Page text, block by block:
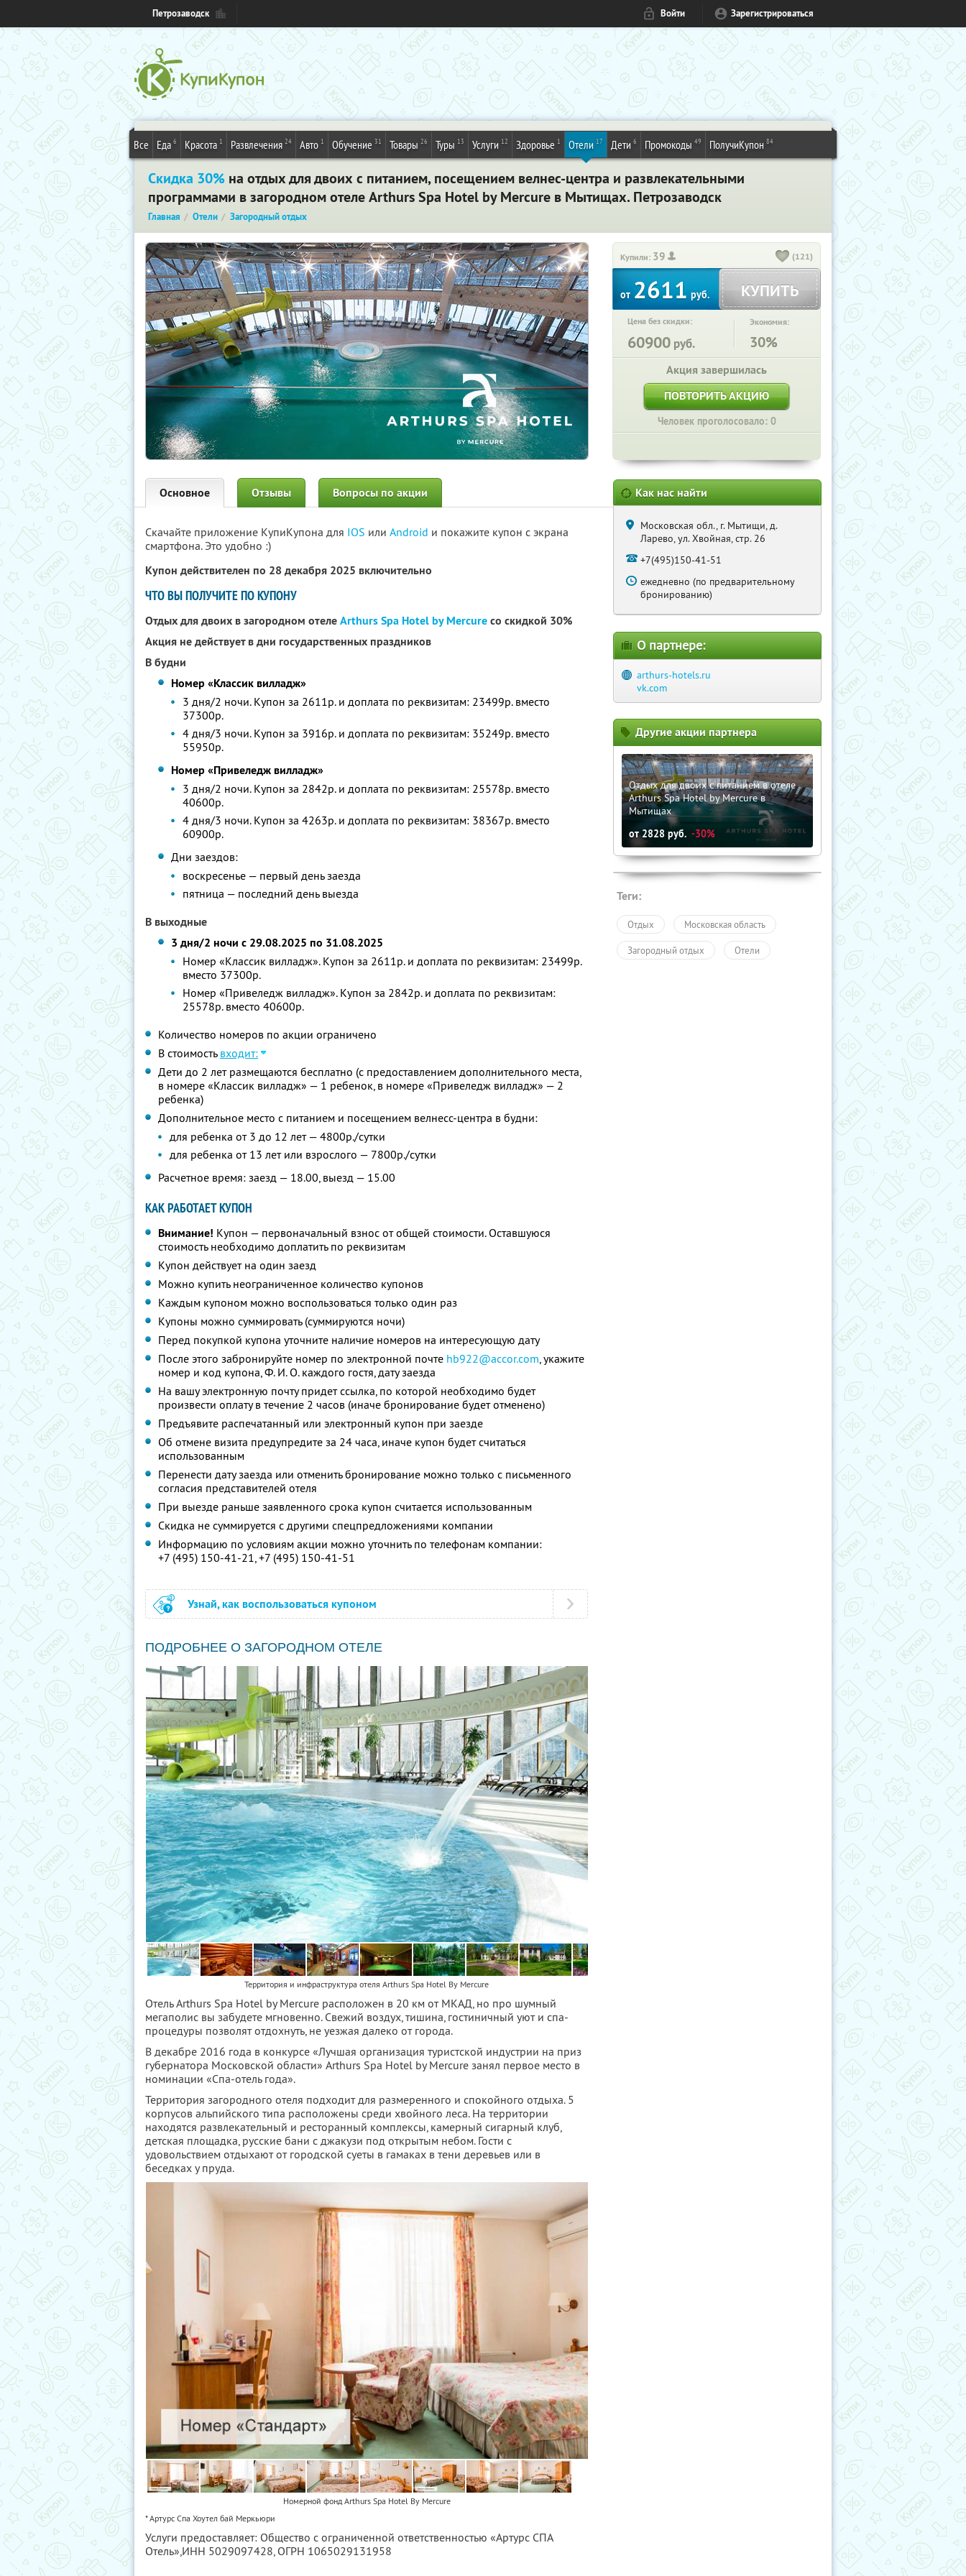
Петрозаводск Войти Зарегистрироваться
Все Еда 6 Красота 1 Развлечения 24 Авто 1 Обучение 31 Товары 26 Туры 13 Услуги 12 Здоровье 1 Отели 17 Дети 6 Промокоды 49 ПолучиКупон 84
Скидка 30% на отдых для двоих с питанием, посещением велнес-центра и развлекательными
программами в загородном отеле Arthurs Spa Hotel by Mercure в Мытищах. Петрозаводск
Главная Отели Загородный отдых
Купили: 39 (121)
от 2611 руб. КУПИТЬ
Цена без скидки:
60900 руб.
Экономия:
30%
Акция завершилась
ПОВТОРИТЬ АКЦИЮ
Человек проголосовало: 0
Основное Отзывы Вопросы по акции
Скачайте приложение КупиКупона для IOS или Android и покажите купон с экрана
смартфона. Это удобно :)
Купон действителен по 28 декабря 2025 включительно
ЧТО ВЫ ПОЛУЧИТЕ ПО КУПОНУ
Отдых для двоих в загородном отелеArthurs Spa Hotel by Mercureсо скидкой 30%
Акция не действует в дни государственных праздников
В будни
Номер «Классик вилладж»
3 дня/2 ночи. Купон за 2611р. и доплата по реквизитам: 23499р. вместо
37300р.
4 дня/3 ночи. Купон за 3916р. и доплата по реквизитам: 35249р. вместо
55950р.
Номер «Привеледж вилладж»
3 дня/2 ночи. Купон за 2842р. и доплата по реквизитам: 25578р. вместо
40600р.
4 дня/3 ночи. Купон за 4263р. и доплата по реквизитам: 38367р. вместо
60900р.
Дни заездов:
воскресенье — первый день заезда
пятница — последний день выезда
В выходные
3 дня/2 ночи с 29.08.2025 по 31.08.2025
Номер «Классик вилладж». Купон за 2611р. и доплата по реквизитам: 23499р.
вместо 37300р.
Номер «Привеледж вилладж». Купон за 2842р. и доплата по реквизитам:
25578р. вместо 40600р.
Количество номеров по акции ограничено
В стоимость входит:
Дети до 2 лет размещаются бесплатно (с предоставлением дополнительного места,
в номере «Классик вилладж» — 1 ребенок, в номере «Привеледж вилладж» — 2
ребенка)
Дополнительное место с питанием и посещением велнесс-центра в будни:
для ребенка от 3 до 12 лет — 4800р./сутки
для ребенка от 13 лет или взрослого — 7800р./сутки
Расчетное время: заезд — 18.00, выезд — 15.00
КАК РАБОТАЕТ КУПОН
Внимание! Купон — первоначальный взнос от общей стоимости. Оставшуюся
стоимость необходимо доплатить по реквизитам
Купон действует на один заезд
Можно купить неограниченное количество купонов
Каждым купоном можно воспользоваться только один раз
Купоны можно суммировать (суммируются ночи)
Перед покупкой купона уточните наличие номеров на интересующую дату
После этого забронируйте номер по электронной почте hb922@accor.com, укажите
номер и код купона,Ф. И. О.каждого гостя, дату заезда
На вашу электронную почту придет ссылка, по которой необходимо будет
произвести оплату в течение 2 часов (иначе бронирование будет отменено)
Предъявите распечатанный или электронный купон при заезде
Об отмене визита предупредите за 24 часа, иначе купон будет считаться
использованным
Перенести дату заезда или отменить бронирование можно только с письменного
согласия представителей отеля
При выезде раньше заявленного срока купон считается использованным
Скидка не суммируется с другими спецпредложениями компании
Информацию по условиям акции можно уточнить по телефонам компании:
+7 (495) 150-41-21, +7 (495) 150-41-51
Узнай, как воспользоваться купоном
ПОДРОБНЕЕ О ЗАГОРОДНОМ ОТЕЛЕ
Территория и инфраструктура отеля Arthurs Spa Hotel By Mercure
Отель Arthurs Spa Hotel by Mercure расположен в 20 км от МКАД, но про шумный
мегаполис вы забудете мгновенно. Свежий воздух, тишина, гостиничный уют и спа-
процедуры позволят отдохнуть, не уезжая далеко от города.
В декабре 2016 года в конкурсе «Лучшая организация туристской индустрии на приз
губернатора Московской области» Arthurs Spa Hotel by Mercure занял первое место в
номинации «Спа-отель года».
Территория загородного отеля подходит для размеренного и спокойного отдыха. 5
корпусов альпийского типа расположены среди хвойного леса. На территории
находятся развлекательный и ресторанный комплексы, камерный сигарный клуб,
детская площадка, русские бани с джакузи под открытым небом. Гости с
удовольствием отдыхают от городской суеты в гамаках в тени деревьев или в
беседках у пруда.
Номерной фонд Arthurs Spa Hotel By Mercure
* Артурс Спа Хоутел бай Меркьюри
Услуги предоставляет: Общество с ограниченной ответственностью «Артурс СПА
Отель», ИНН 5029097428 , ОГРН 1065029131958
Как нас найти
Московская обл., г. Мытищи, д.
Ларево, ул. Хвойная, стр. 26
+7(495)150-41-51
ежедневно (по предварительному
бронированию)
О партнере:
arthurs-hotels.ru
vk.com
Другие акции партнера
Отдых для двоих с питанием в отеле
Arthurs Spa Hotel by Mercure в
Мытищах
от2828 руб. -30%
Теги:
Отдых Московская область
Загородный отдых Отели